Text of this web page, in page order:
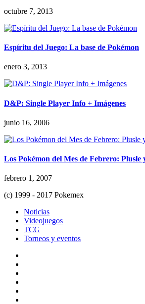
octubre 7, 2013
Espíritu del Juego: La base de Pokémon
enero 3, 2013
D&P: Single Player Info + Imágenes
junio 16, 2006
Los Pokémon del Mes de Febrero: Plusle
febrero 1, 2007
(c) 1999 - 2017 Pokemex
Noticias
Videojuegos
TCG
Torneos y eventos